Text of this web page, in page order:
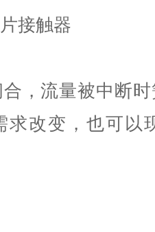
接触器
，流量被中断
求改变，也可以